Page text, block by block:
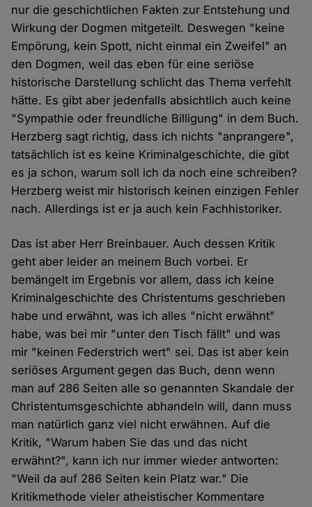
nur die geschichtlichen Fakten zur Entstehung und
Wirkung der Dogmen mitgeteilt. Deswegen "keine
Empörung, kein Spott, nicht einmal ein Zweifel" an
den Dogmen, weil das eben für eine seriöse
historische Darstellung schlicht das Thema verfehlt
hätte. Es gibt aber jedenfalls absichtlich auch keine
"Sympathie oder freundliche Billigung" in dem Buch.
Herzberg sagt richtig, dass ich nichts "anprangere",
tatsächlich ist es keine Kriminalgeschichte, die gibt
es ja schon, warum soll ich da noch eine schreiben?
Herzberg weist mir historisch keinen einzigen Fehler
nach. Allerdings ist er ja auch kein Fachhistoriker.
Das ist aber Herr Breinbauer. Auch dessen Kritik
geht aber leider an meinem Buch vorbei. Er
bemängelt im Ergebnis vor allem, dass ich keine
Kriminalgeschichte des Christentums geschrieben
habe und erwähnt, was ich alles "nicht erwähnt"
habe, was bei mir "unter den Tisch fällt" und was
mir "keinen Federstrich wert" sei. Das ist aber kein
seriöses Argument gegen das Buch, denn wenn
man auf 286 Seiten alle so genannten Skandale der
Christentumsgeschichte abhandeln will, dann muss
man natürlich ganz viel nicht erwähnen. Auf die
Kritik, "Warum haben Sie das und das nicht
erwähnt?", kann ich nur immer wieder antworten:
"Weil da auf 286 Seiten kein Platz war." Die
Kritikmethode vieler atheistischer Kommentare